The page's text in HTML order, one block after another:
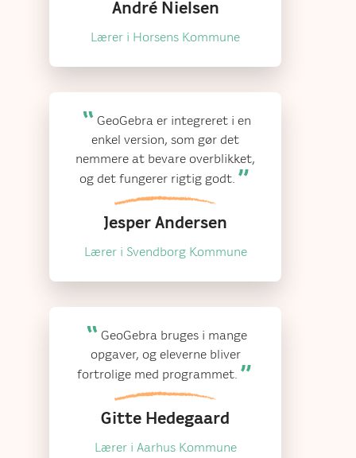
André Nielsen
Lærer i Horsens Kommune
GeoGebra er integreret i en
enkel version, som gør det
nemmere at bevare overblikket,
og det fungerer rigtig godt.
Jesper Andersen
Lærer i Svendborg Kommune
GeoGebra bruges i mange
opgaver, og eleverne bliver
fortrolige med programmet.
Gitte Hedegaard
Lærer i Aarhus Kommune